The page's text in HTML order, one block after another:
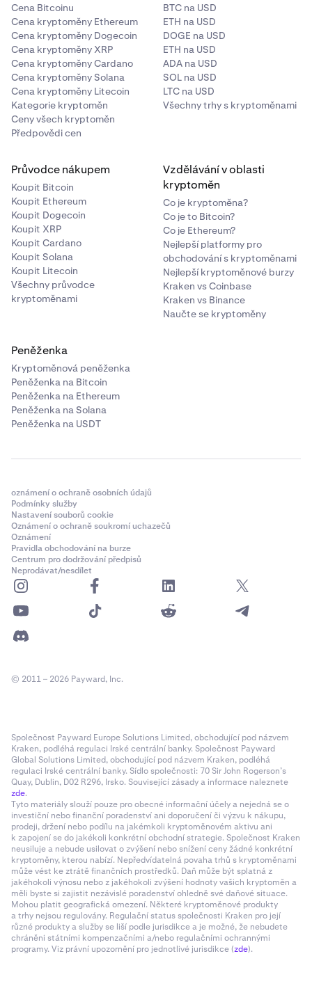
Cena Bitcoinu
Cena kryptoměny Ethereum
Cena kryptoměny Dogecoin
Cena kryptoměny XRP
Cena kryptoměny Cardano
Cena kryptoměny Solana
Cena kryptoměny Litecoin
Kategorie kryptoměn
Ceny všech kryptoměn
Předpovědi cen
BTC na USD
ETH na USD
DOGE na USD
ETH na USD
ADA na USD
SOL na USD
LTC na USD
Všechny trhy s kryptoměnami
Průvodce nákupem
Koupit Bitcoin
Koupit Ethereum
Koupit Dogecoin
Koupit XRP
Koupit Cardano
Koupit Solana
Koupit Litecoin
Všechny průvodce
kryptoměnami
Vzdělávání v oblasti
kryptoměn
Co je kryptoměna?
Co je to Bitcoin?
Co je Ethereum?
Nejlepší platformy pro
obchodování s kryptoměnami
Nejlepší kryptoměnové burzy
Kraken vs Coinbase
Kraken vs Binance
Naučte se kryptoměny
Peněženka
Kryptoměnová peněženka
Peněženka na Bitcoin
Peněženka na Ethereum
Peněženka na Solana
Peněženka na USDT
oznámení o ochraně osobních údajů
Podmínky služby
Nastavení souborů cookie
Oznámení o ochraně soukromí uchazečů
Oznámení
Pravidla obchodování na burze
Centrum pro dodržování předpisů
Neprodávat/nesdílet
© 2011 – 2026 Payward, Inc.
Společnost Payward Europe Solutions Limited, obchodující pod názvem
Kraken, podléhá regulaci Irské centrální banky. Společnost Payward
Global Solutions Limited, obchodující pod názvem Kraken, podléhá
regulaci Irské centrální banky. Sídlo společnosti: 70 Sir John Rogerson’s
Quay, Dublin, D02 R296, Irsko. Související zásady a informace naleznete
zde.
Tyto materiály slouží pouze pro obecné informační účely a nejedná se o
investiční nebo finanční poradenství ani doporučení či výzvu k nákupu,
prodeji, držení nebo podílu na jakémkoli kryptoměnovém aktivu ani
k zapojení se do jakékoli konkrétní obchodní strategie. Společnost Kraken
neusiluje a nebude usilovat o zvýšení nebo snížení ceny žádné konkrétní
kryptoměny, kterou nabízí. Nepředvídatelná povaha trhů s kryptoměnami
může vést ke ztrátě finančních prostředků. Daň může být splatná z
jakéhokoli výnosu nebo z jakéhokoli zvýšení hodnoty vašich kryptoměn a
měli byste si zajistit nezávislé poradenství ohledně své daňové situace.
Mohou platit geografická omezení. Některé kryptoměnové produkty
a trhy nejsou regulovány. Regulační status společnosti Kraken pro její
různé produkty a služby se liší podle jurisdikce a je možné, že nebudete
chráněni státními kompenzačními a/nebo regulačními ochrannými
programy. Viz právní upozornění pro jednotlivé jurisdikce (zde).